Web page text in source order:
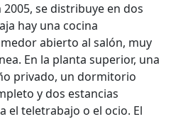
se distribuye en dos
hay una cocina
abierto al salón, muy
En la planta superior, una
privado, un dormitorio
y dos estancias
el teletrabajo o el ocio. El